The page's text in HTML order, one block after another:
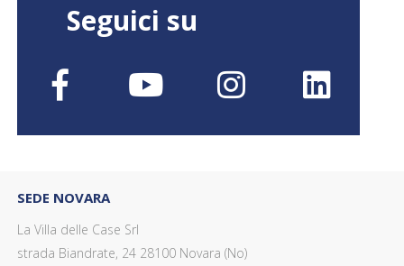
Seguici su
SEDE NOVARA
La Villa delle Case Srl
strada Biandrate, 24 28100 Novara (No)